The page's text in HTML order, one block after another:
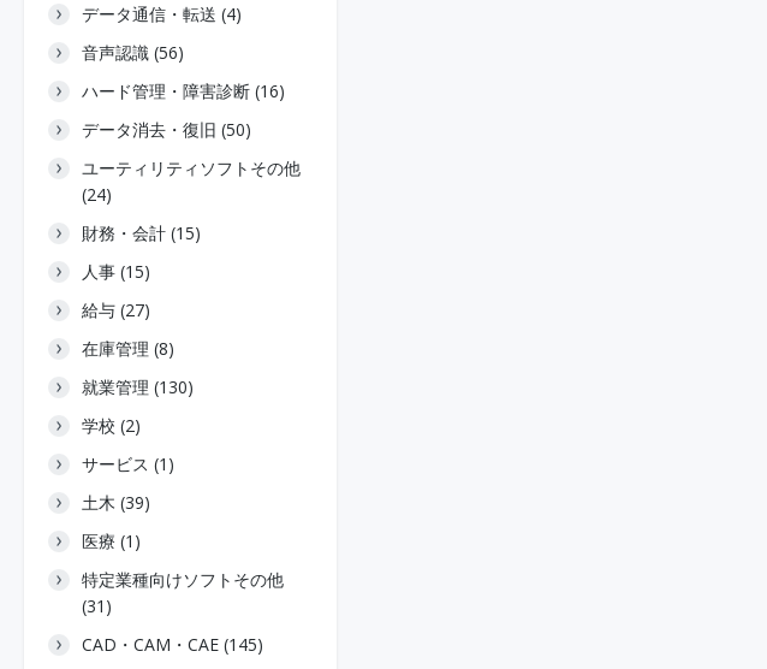
データ通信・転送 (4)
音声認識 (56)
ハード管理・障害診断 (16)
データ消去・復旧 (50)
ユーティリティソフトその他
(24)
財務・会計 (15)
人事 (15)
給与 (27)
在庫管理 (8)
就業管理 (130)
学校 (2)
サービス (1)
土木 (39)
医療 (1)
特定業種向けソフトその他
(31)
CAD・CAM・CAE (145)